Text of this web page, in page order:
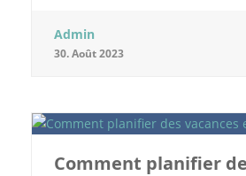
d’hébergement. Elles vous
géographique, ou encore les
proposition répond le mieux à
Admin
30. Août 2023
Comment planifier